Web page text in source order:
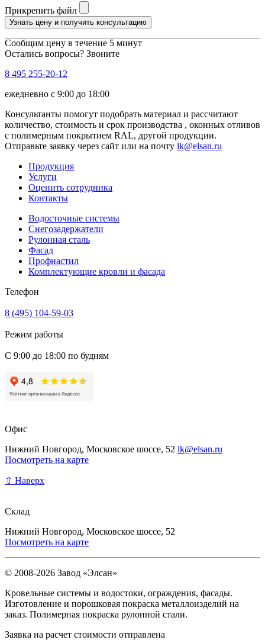
Прикрепить файл
Узнать цену и получить консультацию
Сообщим цену в течение 5 минут
Остались вопросы? Звоните
8 495 255-20-12
ежедневно с 9:00 до 18:00
Консультанты помогут подобрать материал и рассчитают
количество, стоимость и срок производства , оконных отливов
с полимерным покрытием RAL, другой продукции.
Отправьте заявку через сайт или на почту lk@elsan.ru
Продукция
Услуги
Оценить сотрудника
Контакты
Водосточные системы
Снегозадержатели
Рулонная сталь
Фасад
Профнастил
Комплектующие кровли и фасада
Телефон
8 (495) 104-59-03
Режим работы
С 9:00 до 18:00 по будням
Офис
Нижний Новгород, Московское шоссе, 52 lk@elsan.ru
Посмотреть на карте
⇧ Наверх
Склад
Нижний Новгород, Московское шоссе, 52
Посмотреть на карте
© 2008-2026 Завод «Элсан»
Кровельные системы и водостоки, ограждения, фасады.
Изготовление и порошковая покраска металлоизделий на
заказ. Полимерная покраска рулонной стали.
Заявка на расчет стоимости отправлена